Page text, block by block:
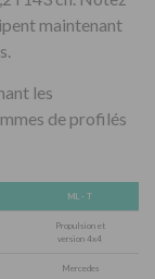
maintenant
les
de profilés
ML - T
Propulsion et
version 4x4
Mercedes